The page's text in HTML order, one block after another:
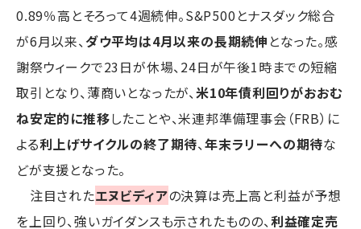
0.89％高とそろって4週続伸。S&P500とナスダック総合
が6月以来、ダウ平均は4月以来の長期続伸 となった。感
謝祭ウィークで23日が休場、24日が午後1時までの短縮
取引となり、薄商いとなったが、米10年債利回りがおおむ
ね安定的に推移したことや、米連邦準備理事会（FRB）に
よる利上げサイクルの終了期待、年末ラリーへの期待な
どが支援となった。
注目されたエヌビディアの決算は売上高と利益が予想
を上回り、強いガイダンスも示されたものの、利益確定売